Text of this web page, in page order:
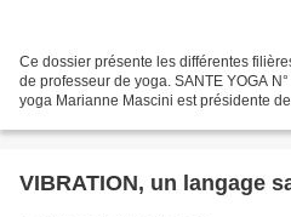
Ce dossier présente les différentes
de professeur de yoga. SANTE YOGA
yoga Marianne Mascini est présidente
VIBRATION, un langage